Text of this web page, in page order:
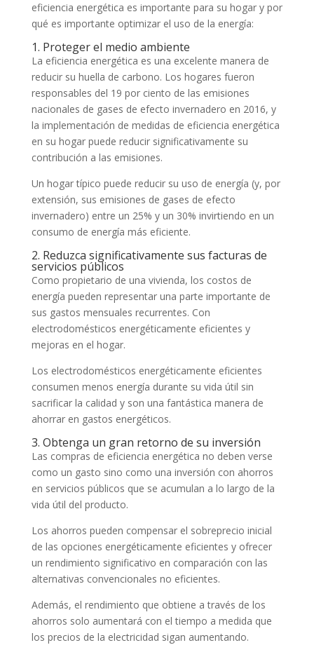
eficiencia energética es importante para su hogar y por
qué es importante optimizar el uso de la energía:
1. Proteger el medio ambiente
La eficiencia energética es una excelente manera de
reducir su huella de carbono. Los hogares fueron
responsables del 19 por ciento de las emisiones
nacionales de gases de efecto invernadero en 2016, y
la implementación de medidas de eficiencia energética
en su hogar puede reducir significativamente su
contribución a las emisiones.
Un hogar típico puede reducir su uso de energía (y, por
extensión, sus emisiones de gases de efecto
invernadero) entre un 25% y un 30% invirtiendo en un
consumo de energía más eficiente.
2. Reduzca significativamente sus facturas de
servicios públicos
Como propietario de una vivienda, los costos de
energía pueden representar una parte importante de
sus gastos mensuales recurrentes. Con
electrodomésticos energéticamente eficientes y
mejoras en el hogar.
Los electrodomésticos energéticamente eficientes
consumen menos energía durante su vida útil sin
sacrificar la calidad y son una fantástica manera de
ahorrar en gastos energéticos.
3. Obtenga un gran retorno de su inversión
Las compras de eficiencia energética no deben verse
como un gasto sino como una inversión con ahorros
en servicios públicos que se acumulan a lo largo de la
vida útil del producto.
Los ahorros pueden compensar el sobreprecio inicial
de las opciones energéticamente eficientes y ofrecer
un rendimiento significativo en comparación con las
alternativas convencionales no eficientes.
Además, el rendimiento que obtiene a través de los
ahorros solo aumentará con el tiempo a medida que
los precios de la electricidad sigan aumentando.